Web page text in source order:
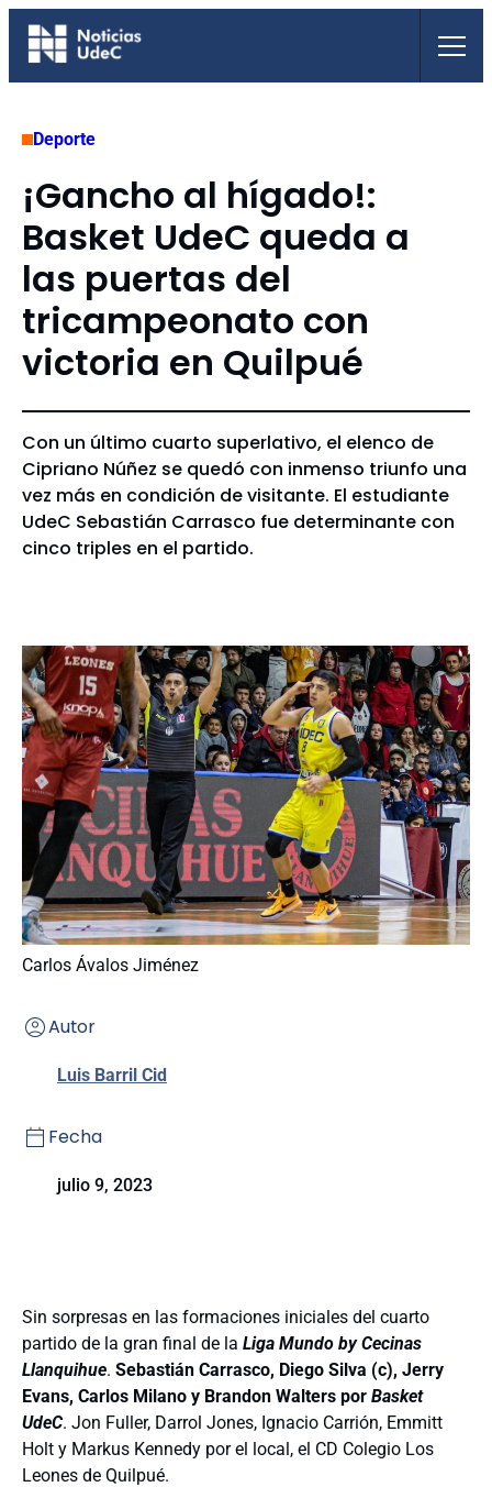
Saltar
Deporte
¡Gancho al hígado!:
Basket UdeC queda a
las puertas del
tricampeonato con
victoria en Quilpué
Con un último cuarto superlativo, el elenco de
Cipriano Núñez se quedó con inmenso triunfo una
vez más en condición de visitante. El estudiante
UdeC Sebastián Carrasco fue determinante con
cinco triples en el partido.
Carlos Ávalos Jiménez
Autor
Luis Barril Cid
Fecha
julio 9, 2023
Sin sorpresas en las formaciones iniciales del cuarto
partido de la gran final de la Liga Mundo by Cecinas
Llanquihue. Sebastián Carrasco, Diego Silva (c), Jerry
Evans, Carlos Milano y Brandon Walters por Basket
UdeC. Jon Fuller, Darrol Jones, Ignacio Carrión, Emmitt
Holt y Markus Kennedy por el local, el CD Colegio Los
Leones de Quilpué.